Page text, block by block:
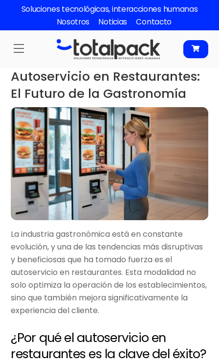
content
Soluciones tecnológicas, interacciones humanas
Nosotros
Noticias Contacto
Menu
Autoservicio en Restaurantes:
El Futuro de la Gastronomía
La industria gastronómica está en constante
evolución, y una de las tendencias más disruptivas
y beneficiosas que ha tomado fuerza es el
autoservicio en restaurantes. Esta modalidad no
solo optimiza la operación de los establecimientos,
sino que también mejora significativamente la
experiencia del cliente.
¿Por qué el autoservicio en
restaurantes es la clave del éxito?